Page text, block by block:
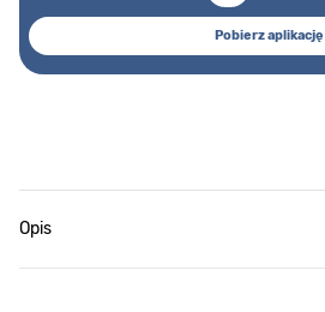
Pobierz aplikację
Opis